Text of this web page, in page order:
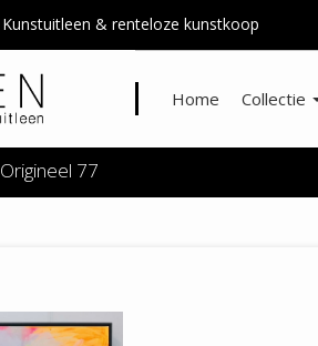
Kunstuitleen & renteloze kunstkoop
Home Collectie
Origineel 77